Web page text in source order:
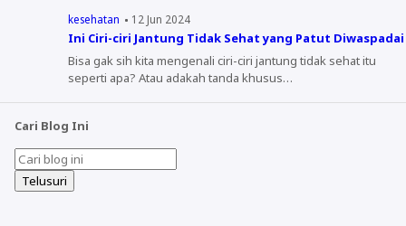
kesehatan 12 Jun 2024
Ini Ciri-ciri Jantung Tidak Sehat yang Patut Diwaspadai
Bisa gak sih kita mengenali ciri-ciri jantung tidak sehat itu
seperti apa? Atau adakah tanda khusus…
Cari Blog Ini